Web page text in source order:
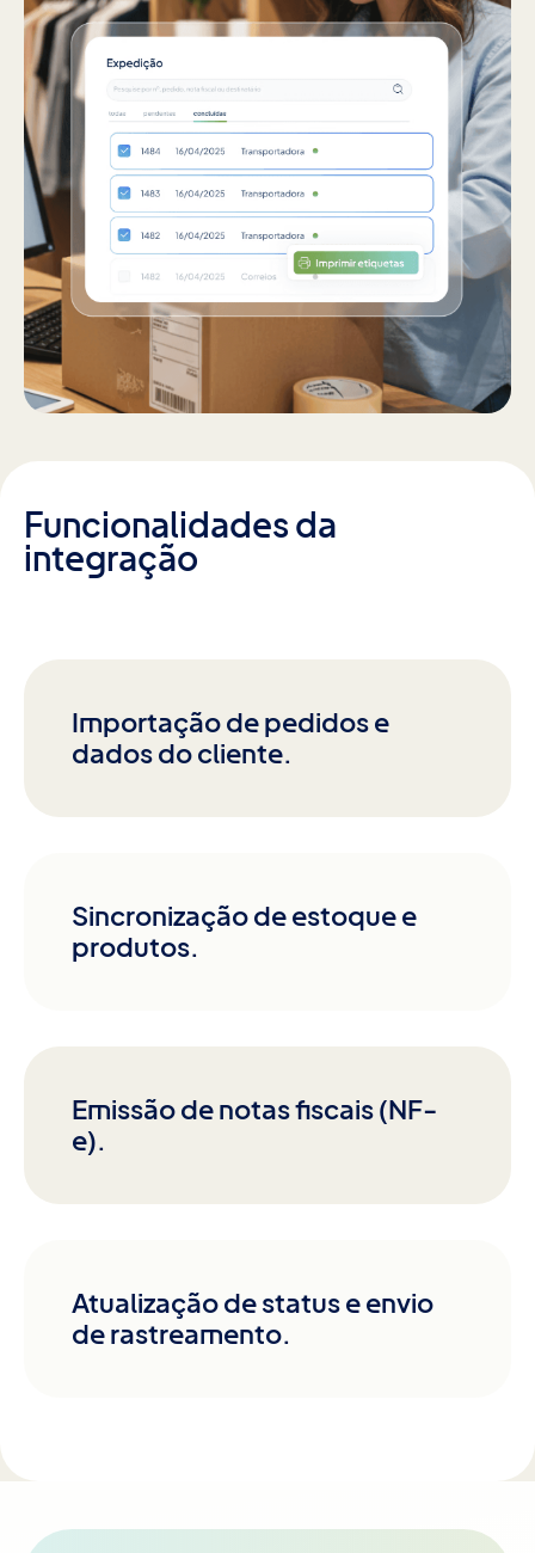
Funcionalidades da
integração
Importação de pedidos e
dados do cliente.
Sincronização de estoque e
produtos.
Emissão de notas fiscais (NF-
e).
Atualização de status e envio
de rastreamento.